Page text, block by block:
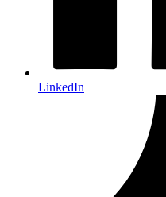
LinkedIn